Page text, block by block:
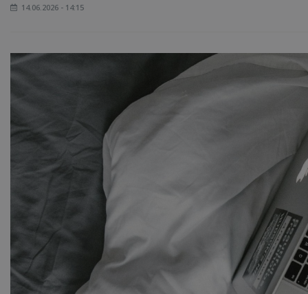
14.06.2026 - 14:15